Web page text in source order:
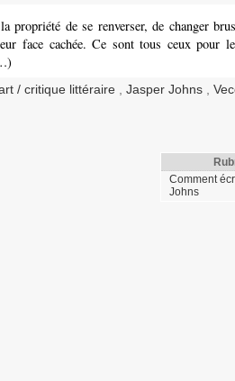
de se renverser, de changer
face cachée. Ce sont tous ceux pour
/ critique littéraire Jasper Johns
Comment
Johns